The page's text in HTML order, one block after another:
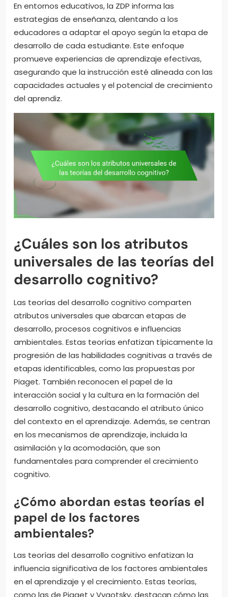
En entornos educativos, la ZDP informa las
estrategias de enseñanza, alentando a los
educadores a adaptar el apoyo según la etapa de
desarrollo de cada estudiante. Este enfoque
promueve experiencias de aprendizaje efectivas,
asegurando que la instrucción esté alineada con las
capacidades actuales y el potencial de crecimiento
del aprendiz.
¿Cuáles son los atributos
universales de las teorías del
desarrollo cognitivo?
Las teorías del desarrollo cognitivo comparten
atributos universales que abarcan etapas de
desarrollo, procesos cognitivos e influencias
ambientales. Estas teorías enfatizan típicamente la
progresión de las habilidades cognitivas a través de
etapas identificables, como las propuestas por
Piaget. También reconocen el papel de la
interacción social y la cultura en la formación del
desarrollo cognitivo, destacando el atributo único
del contexto en el aprendizaje. Además, se centran
en los mecanismos de aprendizaje, incluida la
asimilación y la acomodación, que son
fundamentales para comprender el crecimiento
cognitivo.
¿Cómo abordan estas teorías el
papel de los factores
ambientales?
Las teorías del desarrollo cognitivo enfatizan la
influencia significativa de los factores ambientales
en el aprendizaje y el crecimiento. Estas teorías,
como las de Piaget y Vygotsky, destacan cómo las